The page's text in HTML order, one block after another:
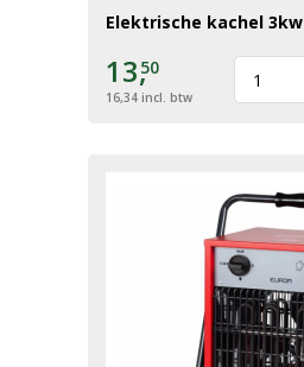
Elektrische kachel 3kw
13,50
16,34 incl. btw